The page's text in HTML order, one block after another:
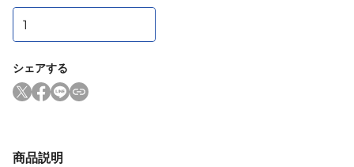
シェアする
商品説明